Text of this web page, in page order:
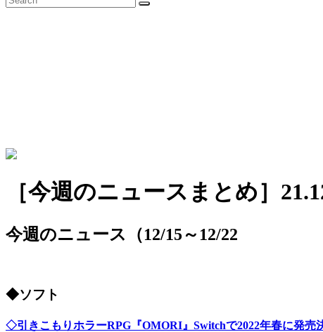
プ索
検
［今週のニュースまとめ］
今週のニュース（12/15～12/22
◆ソフト
◇引きこもりホラーRPG『OMORI』Switchで2022年春に発売